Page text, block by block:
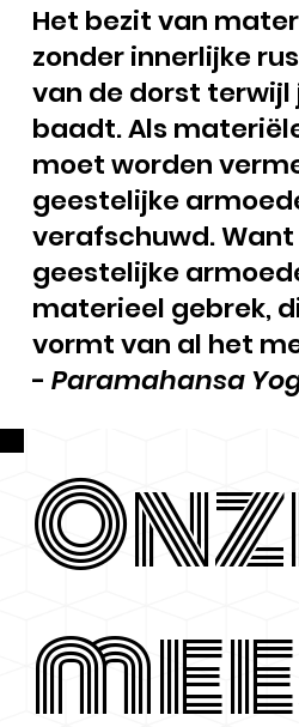
Het bezit van
zonder innerlijke
van de dorst terwijl
baadt. Als
moet worden
geestelijke
verafschuwd.
geestelijke
materieel gebrek,
vormt van al het
- Paramahansa